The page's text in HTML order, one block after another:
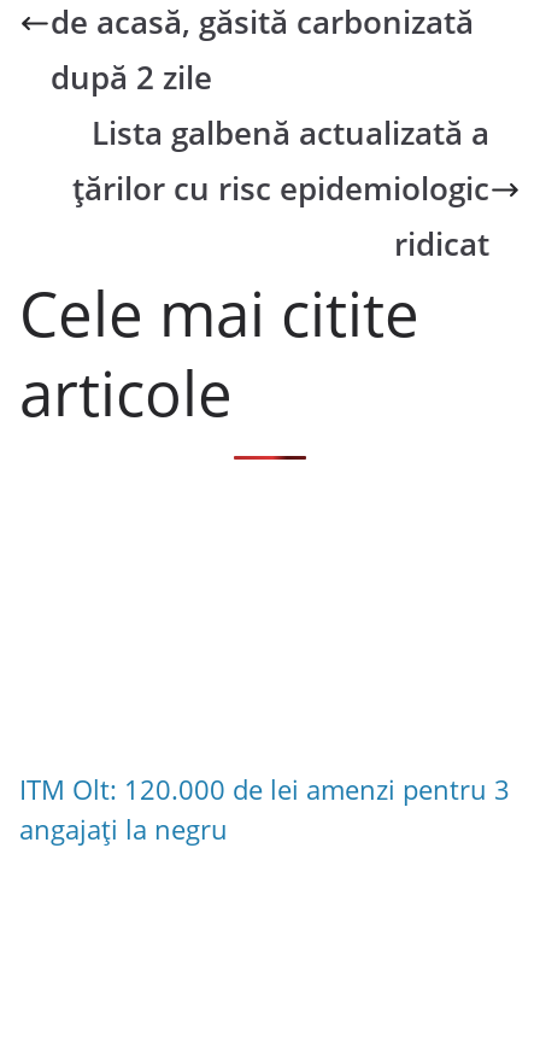
de acasă, găsită carbonizată
după 2 zile
Lista galbenă actualizată a
țărilor cu risc epidemiologic
ridicat
Cele mai citite
articole
ITM Olt: 120.000 de lei amenzi pentru 3
angajați la negru